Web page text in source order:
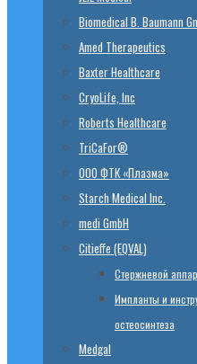
Biomedical B. Baumann
Amed Therapeutics
Baxter Healthcare
CryoLife, Inc
Roberts Healthcare
TriCaFor®
ООО ФТК «Плазма»
Starch Medical Inc.
medi GmbH
Citieffe (EQVAL)
Стержневой
Импланты и
остеосинтеза
Medgal